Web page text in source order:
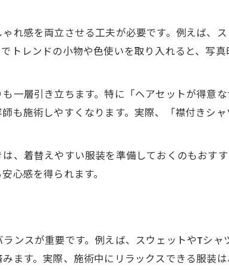
室でヘアセット映えする服装ポイント
から安心来店を叶えるポイント
室で安心できる事前準備の流れ
室予約前に知るべき服装とマナー
室来店時の安心感を高めるコツ
れ感を両立させる工夫が必要です。例えば、
トレンドの小物や色使いを取り入れると、写
一層引き立ちます。特に「ヘアセットが得意
も施術しやすくなります。実際、「襟付きシ
、着替えやすい服装を準備しておくのもおす
心感を得られます。
ンスが重要です。例えば、スウェットやTシ
ます。実際、施術中にリラックスできる服装